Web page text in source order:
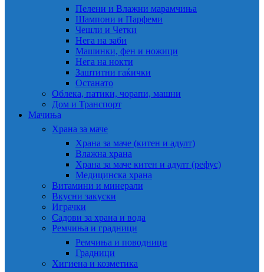
Пелени и Влажни марамчиња
Шампони и Парфеми
Чешли и Четки
Нега на заби
Машинки, фен и ножици
Нега на нокти
Заштитни гаќички
Останато
Облека, патики, чорапи, машни
Дом и Транспорт
Мачиња
Храна за маче
Храна за маче (китен и адулт)
Влажна храна
Храна за маче китен и адулт (рефус)
Медицинска храна
Витамини и минерали
Вкусни закуски
Играчки
Садови за храна и вода
Ремчиња и градници
Ремчиња и поводници
Градници
Хигиена и козметика